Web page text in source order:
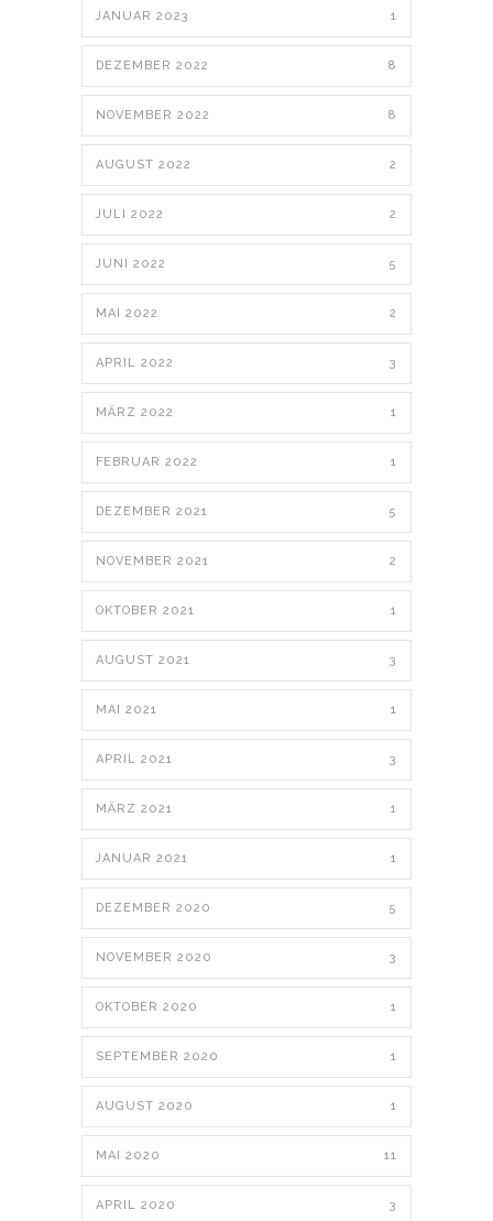
JANUAR 2023 1
DEZEMBER 2022 8
NOVEMBER 2022 8
AUGUST 2022 2
JULI 2022 2
JUNI 2022 5
MAI 2022 2
APRIL 2022 3
MÄRZ 2022 1
FEBRUAR 2022 1
DEZEMBER 2021 5
NOVEMBER 2021 2
OKTOBER 2021 1
AUGUST 2021 3
MAI 2021 1
APRIL 2021 3
MÄRZ 2021 1
JANUAR 2021 1
DEZEMBER 2020 5
NOVEMBER 2020 3
OKTOBER 2020 1
SEPTEMBER 2020 1
AUGUST 2020 1
MAI 2020 11
APRIL 2020 3